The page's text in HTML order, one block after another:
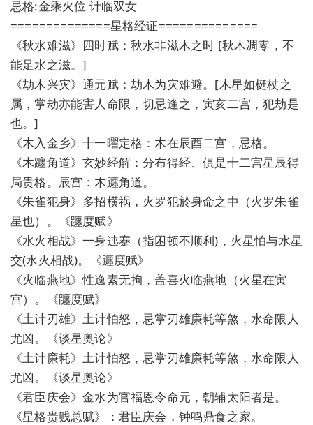
忌格:金乘火位 计临双女
==============星格经证==============
《秋水难滋》四时赋：秋水非滋木之时 [秋木凋零，不
能足水之滋。]
《劫木兴灾》通元赋：劫木为灾难避。[木星如梃杖之
属，掌劫亦能害人命限，切忌逢之，寅亥二宫，犯劫是
也。]
《木入金乡》十一曜定格：木在辰酉二宫，忌格。
《木躔角道》玄妙经解：分布得经、俱是十二宫星辰得
局贵格。辰宫：木躔角道。
《朱雀犯身》多招横祸，火罗犯於身命之中（火罗朱雀
星也）。《躔度赋》
《水火相战》一身迍蹇（指困顿不顺利)，火星怕与水星
交(水火相战)。《躔度赋》
《火临燕地》性逸素无拘，盖喜火临燕地（火星在寅
宫）。《躔度赋》
《土计刃雄》土计怕怒，忌掌刃雄廉耗等煞，水命限人
尤凶。《谈星奥论》
《土计廉耗》土计怕怒，忌掌刃雄廉耗等煞，水命限人
尤凶。《谈星奥论》
《君臣庆会》金水为官福恩令命元，朝辅太阳者是。
《星格贵贱总赋》：君臣庆会，钟鸣鼎食之家。